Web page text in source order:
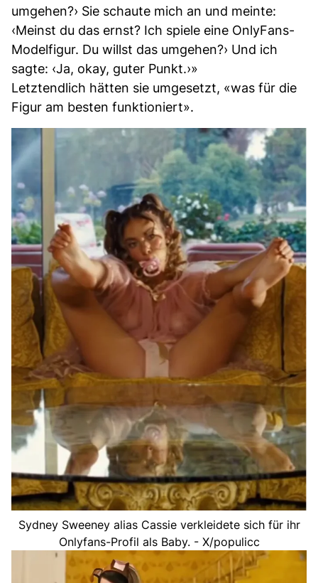
umgehen?› Sie schaute mich an und meinte:
‹Meinst du das ernst? Ich spiele eine OnlyFans-
Modelfigur. Du willst das umgehen?› Und ich
sagte: ‹Ja, okay, guter Punkt.›»
Letztendlich hätten sie umgesetzt, «was für die
Figur am besten funktioniert».
Sydney Sweeney alias Cassie verkleidete sich für ihr
Onlyfans-Profil als Baby. - X/populicc